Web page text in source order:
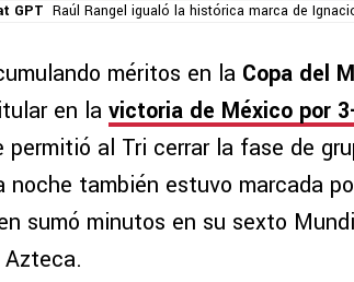
GPT Raúl Rangel igualó la histórica marca de
méritos en la Copa del
en la victoria de México por
permitió al Tri cerrar la fase de
noche también estuvo marcada
sumó minutos en su sexto